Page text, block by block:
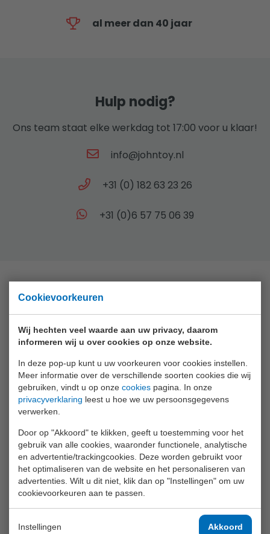
Cookievoorkeuren
Wij hechten veel waarde aan uw privacy, daarom
informeren wij u over cookies op onze website.
In deze pop-up kunt u uw voorkeuren voor cookies instellen.
Meer informatie over de verschillende soorten cookies die wij
gebruiken, vindt u op onze cookies pagina. In onze
privacyverklaring leest u hoe we uw persoonsgegevens
verwerken.
Door op "Akkoord" te klikken, geeft u toestemming voor het
gebruik van alle cookies, waaronder functionele, analytische
en advertentie/trackingcookies. Deze worden gebruikt voor
het optimaliseren van de website en het personaliseren van
advertenties. Wilt u dit niet, klik dan op "Instellingen" om uw
cookievoorkeuren aan te passen.
Instellingen Akkoord
al meer dan 40 jaar
Hulp nodig?
Ons team staat elke werkdag tot 17:00 voor u klaar!
info@johntoy.nl
+31 (0) 182 63 23 26
+31 (0)6 57 75 06 39
Collectie
Animal World
Aqua Fun
Baby Rose
Bikefun
Boys
Crea Kids
Funtoy
Games
Girls